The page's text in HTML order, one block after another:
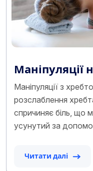
Маніпуляції
Маніпуляції з
розслаблення
спричиняє біль, що
усунутий за
Читати далі